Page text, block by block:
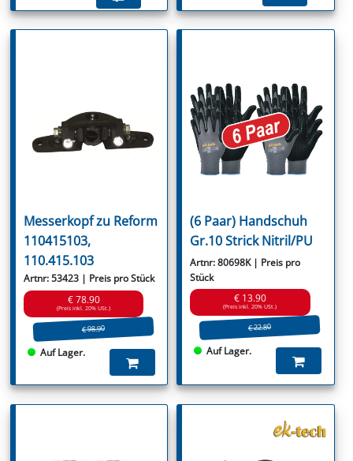
Messerkopf zu Reform
110415103,
110.415.103
Artnr: 53423 | Preis pro Stück
€ 78.90
(Preis inkl. 20% USt.)
€ 98.90
Auf Lager.
(6 Paar) Handschuh
Gr.10 Strick Nitril/PU
Artnr: 80698K | Preis pro
Stück
€ 13.90
(Preis inkl. 20% USt.)
€ 22.80
Auf Lager.